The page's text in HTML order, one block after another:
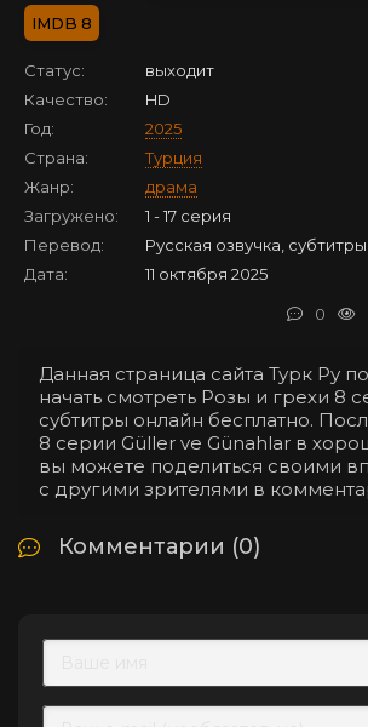
8
Статус:
выходит
Качество:
HD
Год:
2025
Страна:
Турция
Жанр:
драма
Загружено:
1 - 17 серия
Перевод:
Русская озвучка, субтитры
Дата:
11 октября 2025
0
Данная страница сайта Турк Ру
начать смотреть Розы и грехи 8
субтитры онлайн бесплатно.
8 серии Güller ve Günahlar в
вы можете поделиться своими
с другими зрителями в
Комментарии (0)